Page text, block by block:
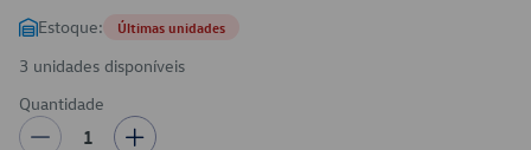
Estoque: Últimas unidades
3 unidades disponíveis
Quantidade
1